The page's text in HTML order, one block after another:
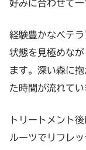
好みに合わせて一
経験豊かなベテ
状態を見極めな
ます。深い森に
た時間が流れてい
トリートメント
ルーツでリフレ